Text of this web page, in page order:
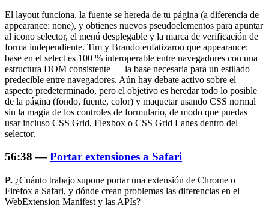
El layout funciona, la fuente se hereda de tu página (a diferencia de
appearance: none), y obtienes nuevos pseudoelementos para apuntar
al icono selector, el menú desplegable y la marca de verificación de
forma independiente. Tim y Brando enfatizaron que appearance:
base en el select es 100 % interoperable entre navegadores con una
estructura DOM consistente — la base necesaria para un estilado
predecible entre navegadores. Aún hay debate activo sobre el
aspecto predeterminado, pero el objetivo es heredar todo lo posible
de la página (fondo, fuente, color) y maquetar usando CSS normal
sin la magia de los controles de formulario, de modo que puedas
usar incluso CSS Grid, Flexbox o CSS Grid Lanes dentro del
selector.
56:38 —Portar extensiones a Safari
P. ¿Cuánto trabajo supone portar una extensión de Chrome o
Firefox a Safari, y dónde crean problemas las diferencias en el
WebExtension Manifest y las APIs?